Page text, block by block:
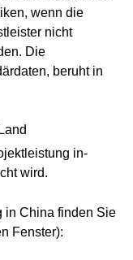
wenn die
nicht
Die
beruht in
in-
wird.
in China finden Sie
Fenster):